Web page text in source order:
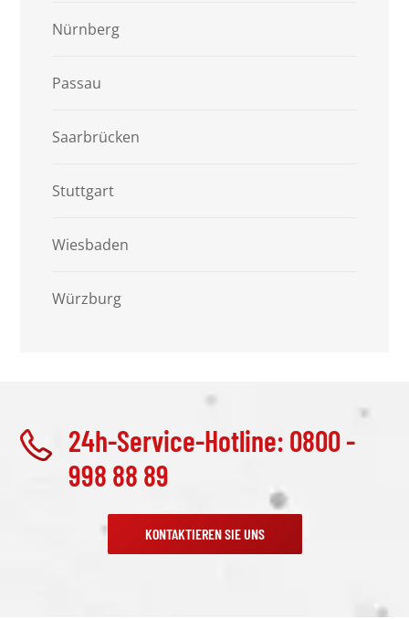
Nürnberg
Passau
Saarbrücken
Stuttgart
Wiesbaden
Würzburg
24h-Service-Hotline: 0800 -
998 88 89
KONTAKTIEREN SIE UNS